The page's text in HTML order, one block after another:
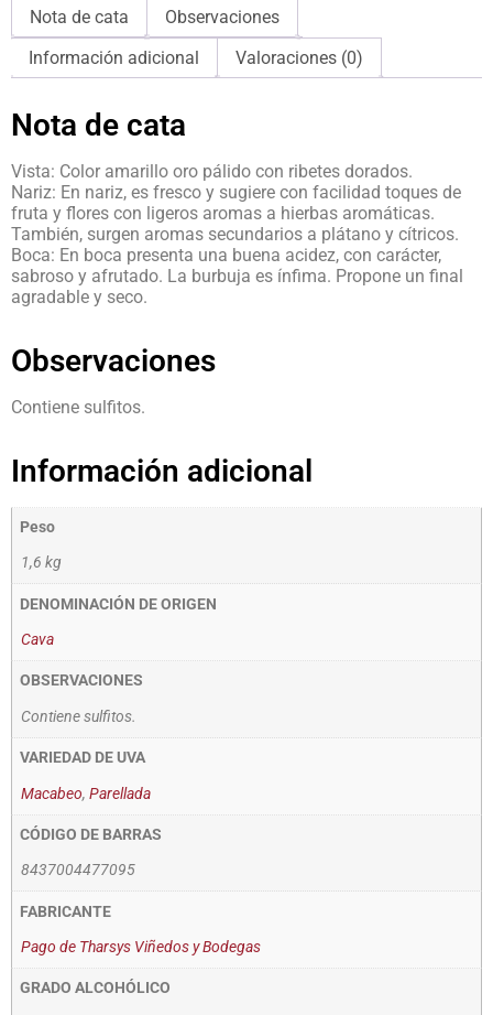
Nota de cata
Observaciones
Información adicional
Valoraciones (0)
Nota de cata
Vista: Color amarillo oro pálido con ribetes dorados.
Nariz: En nariz, es fresco y sugiere con facilidad toques de
fruta y flores con ligeros aromas a hierbas aromáticas.
También, surgen aromas secundarios a plátano y cítricos.
Boca: En boca presenta una buena acidez, con carácter,
sabroso y afrutado. La burbuja es ínfima. Propone un final
agradable y seco.
Observaciones
Contiene sulfitos.
Información adicional
Peso
1,6 kg
DENOMINACIÓN DE ORIGEN
Cava
OBSERVACIONES
Contiene sulfitos.
VARIEDAD DE UVA
Macabeo, Parellada
CÓDIGO DE BARRAS
8437004477095
FABRICANTE
Pago de Tharsys Viñedos y Bodegas
GRADO ALCOHÓLICO